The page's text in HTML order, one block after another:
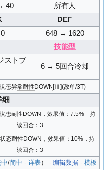
40
所有人
DEF
648 → 1620
技能型
ストブ
6 → 5回合冷却
状态异常耐性DOWN [Ⅲ](敌单/3T)
细
状态耐性DOWN，效果值：7.5%，持
续回合：3
状态耐性DOWN，效果值：10%，持
续回合：3
中/简中 - 详表） - 编辑数据- 模板